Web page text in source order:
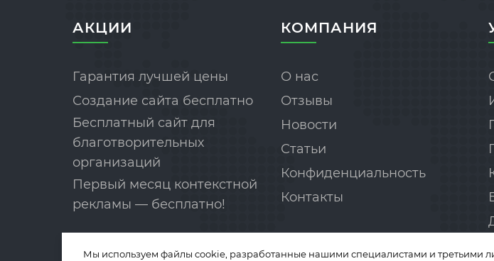
АКЦИИ
Гарантия лучшей цены
Создание сайта бесплатно
Бесплатный сайт для
благотворительных
организаций
Первый месяц контекстной
рекламы — бесплатно!
КОМПАНИЯ
О нас
Отзывы
Новости
Статьи
Конфиденциальность
Контакты
Мы используем файлы cookie, разработанные нашими специалистами и третьими